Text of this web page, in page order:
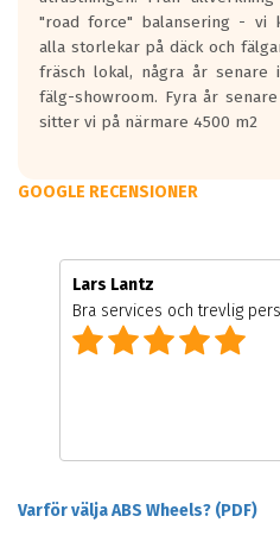
"road force" balansering - vi
alla storlekar på däck och
fräsch lokal, några år senare
fälg-showroom. Fyra år
sitter vi på närmare 4500 m2
GOOGLE RECENSIONER
Lars Lantz
Bra services och trevlig
Varför välja ABS Wheels? (PDF)